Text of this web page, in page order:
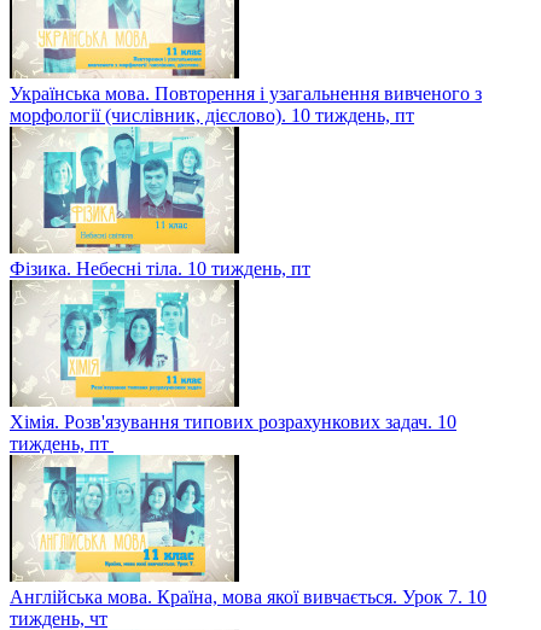
Українська мова. Повторення і узагальнення вивченого з
морфології (числівник, дієслово). 10 тиждень, пт
Фізика. Небесні тіла. 10 тиждень, пт
Хімія. Розв'язування типових розрахункових задач. 10
тиждень, пт
Англійська мова. Країна, мова якої вивчається. Урок 7. 10
тиждень, чт